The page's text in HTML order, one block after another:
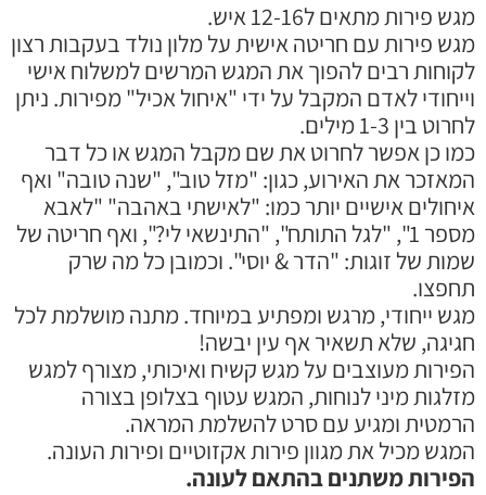
פירות מתאים ל12-16 איש.
פירות עם חריטה אישית על מלון נולד בעקבות רצון
רבים להפוך את המגש המרשים למשלוח אישי
לאדם המקבל על ידי "איחול אכיל" מפירות. ניתן
בין 1-3 מילים.
כן אפשר לחרוט את שם מקבל המגש או כל דבר
את האירוע, כגון: "מזל טוב", "שנה טובה" ואף
אישיים יותר כמו: "לאישתי באהבה" "לאבא
מספר 1", "לגל התותח", "התינשאי לי?", ואף חריטה של
של זוגות: "הדר & יוסי". וכמובן כל מה שרק
ייחודי, מרגש ומפתיע במיוחד. מתנה מושלמת לכל
שלא תשאיר אף עין יבשה!
מעוצבים על מגש קשיח ואיכותי, מצורף למגש
מיני לנוחות, המגש עטוף בצלופן בצורה
ומגיע עם סרט להשלמת המראה.
מכיל את מגוון פירות אקזוטיים ופירות העונה.
משתנים בהתאם לעונה.